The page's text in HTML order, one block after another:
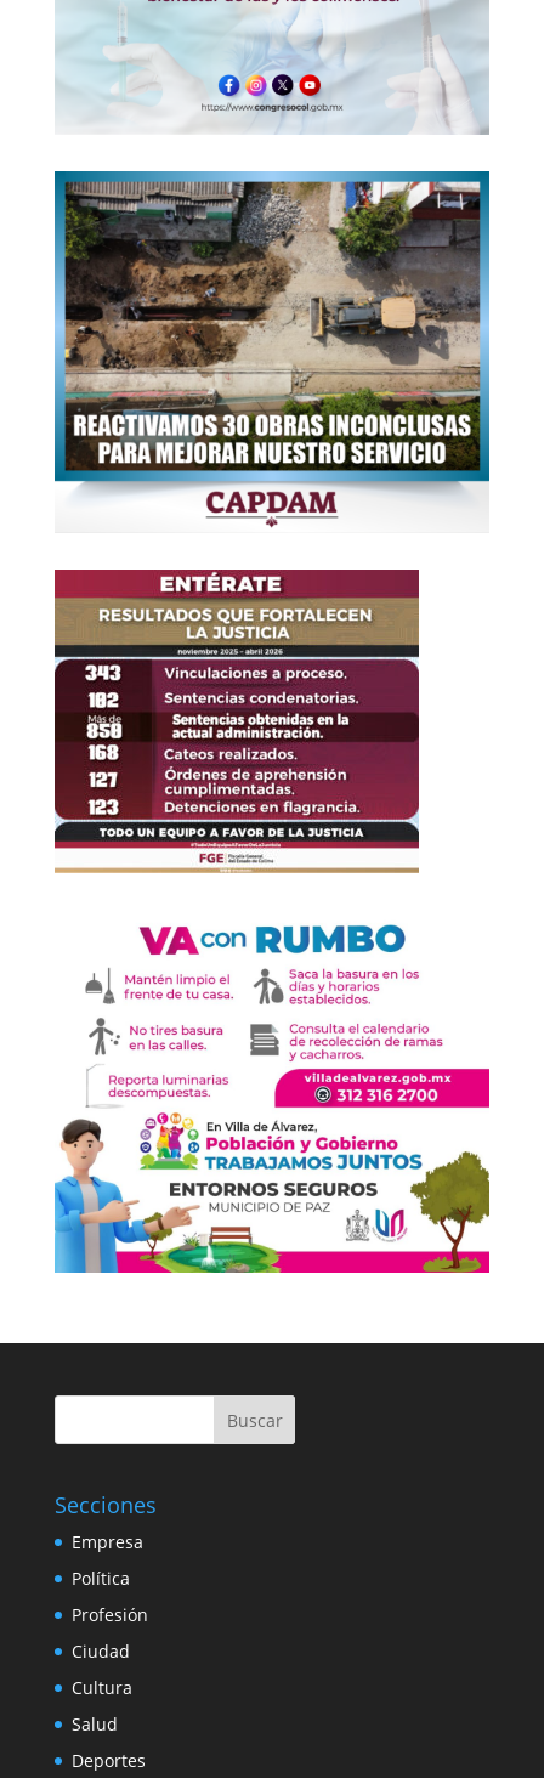
Buscar
Secciones
Empresa
Política
Profesión
Ciudad
Cultura
Salud
Deportes